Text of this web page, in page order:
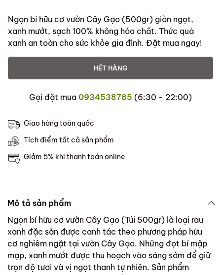
Ngọn bí hữu cơ vườn Cây Gạo (500gr) giòn ngọt,
xanh mướt, sạch 100% không hóa chất. Thức quà
xanh an toàn cho sức khỏe gia đình. Đặt mua ngay!
HẾT HÀNG
Gọi đặt mua 0934538785 (6:30 - 22:00)
Giao hàng toàn quốc
Tích điểm tất cả sản phẩm
Giảm 5% khi thanh toán online
Mô tả sản phẩm
Ngọn bí hữu cơ vườn Cây Gạo (Túi 500gr) là loại rau
xanh đặc sản được canh tác theo phương pháp hữu
cơ nghiêm ngặt tại vườn Cây Gạo. Những đọt bí mập
mạp, xanh mướt được thu hoạch vào sáng sớm để giữ
trọn độ tươi và vị ngọt thanh tự nhiên. Sản phẩm